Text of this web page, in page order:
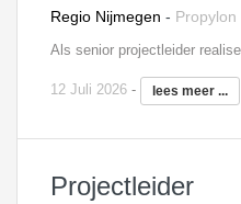
Regio Nijmegen - Propylon
12 Juli 2026 - lees meer ...
Projectleider